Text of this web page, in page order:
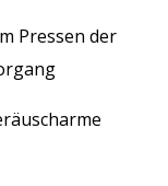
Pressen der